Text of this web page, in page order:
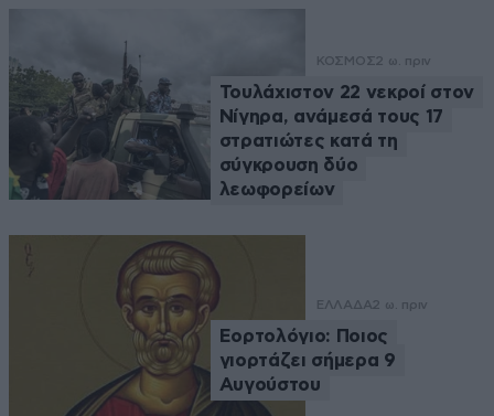
ΚΟΣΜΟΣ2 ω. πριν
Τουλάχιστον 22 νεκροί στον
Νίγηρα, ανάμεσά τους 17
στρατιώτες κατά τη
σύγκρουση δύο
λεωφορείων
ΕΛΛΑΔΑ2 ω. πριν
Εορτολόγιο: Ποιος
γιορτάζει σήμερα 9
Αυγούστου